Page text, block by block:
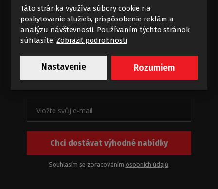
Standardní příliv koupelnových
zajímavostí
Chci dostávat výhodné nabídky
Souhlasím se zpracováním osobních údajů.
Táto stránka využíva súbory cookie na
poskytovanie služieb, prispôsobenie reklám a
analýzu návštevnosti. Používaním týchto stránok
súhlasíte.Zobraziť podrobnosti
Nastavenie Rozumiem